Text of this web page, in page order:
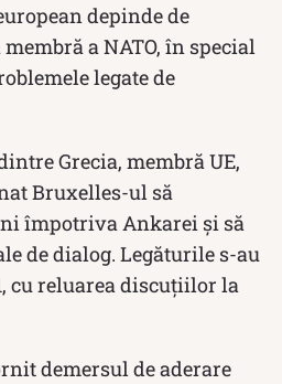
depinde de
a NATO, în special
legate de
Grecia, membră UE,
Bruxelles-ul să
împotriva Ankarei şi să
de dialog. Legăturile s-au
cu reluarea discuţiilor la
demersul de aderare